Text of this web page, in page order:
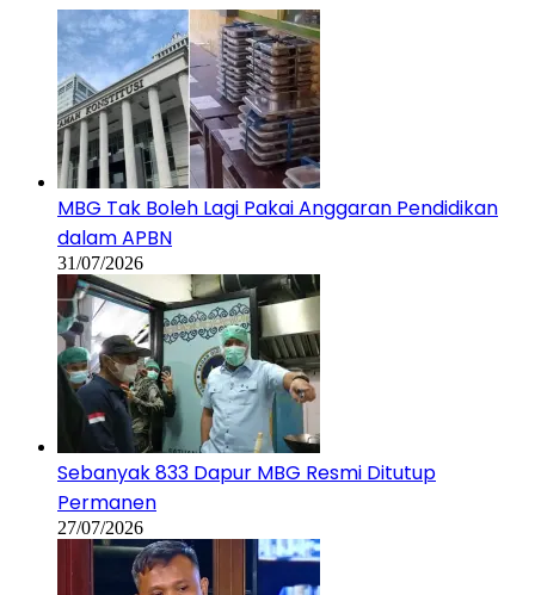
MBG Tak Boleh Lagi Pakai Anggaran Pendidikan
dalam APBN
31/07/2026
Sebanyak 833 Dapur MBG Resmi Ditutup
Permanen
27/07/2026